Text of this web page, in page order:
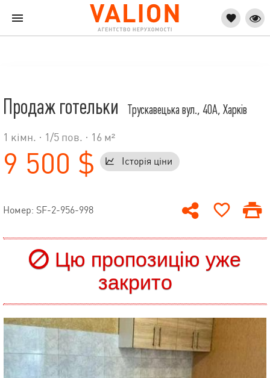
Продаж готельки Трускавецька вул., 40А, Харків
1 кімн. · 1 /5 пов. · 16 м²
9 500 $ Історія ціни
Номер: SF-2-956-998
Цю пропозицію уже
закрито